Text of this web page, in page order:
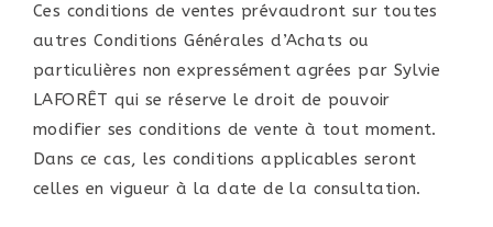
Ces conditions de ventes prévaudront sur toutes
autres Conditions Générales d’Achats ou
particulières non expressément agrées par Sylvie
LAFORÊT qui se réserve le droit de pouvoir
modifier ses conditions de vente à tout moment.
Dans ce cas, les conditions applicables seront
celles en vigueur à la date de la consultation.